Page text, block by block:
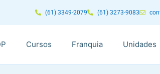
(61) 3349-2079 (61) 3273-9083
Cursos Franquia Unidades